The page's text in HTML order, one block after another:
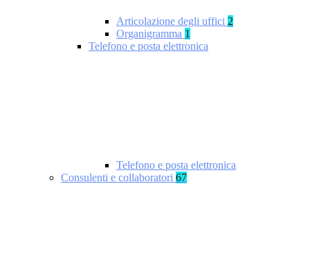
Articolazione degli uffici 2
Organigramma 1
Telefono e posta elettronica
Telefono e posta elettronica
Consulenti e collaboratori 67